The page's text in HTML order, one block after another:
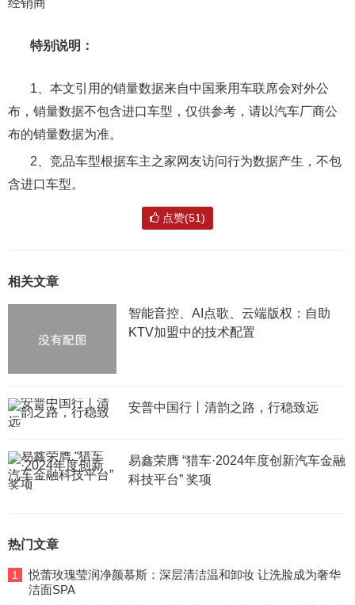
经销商
特别说明：
1、本文引用的销量数据来自中国乘用车联席会对外公
布，销量数据不包含进口车型，仅供参考，请以汽车厂商公
布的销量数据为准。
2、竞品车型根据车主之家网友访问行为数据产生，不包
含进口车型。
点赞(51)
相关文章
智能音控、AI点歌、云端版权：自助
KTV加盟中的技术配置
安普中国行丨清韵之路，行稳致远
易鑫荣膺 “猎车·2024年度创新汽车金融
科技平台” 奖项
热门文章
1
悦蕾玫瑰莹润净颜慕斯：深层清洁温和卸妆 让洗脸成为奢华
洁面SPA